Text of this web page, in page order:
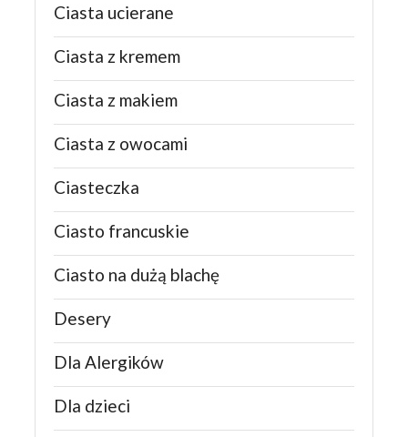
Ciasta ucierane
Ciasta z kremem
Ciasta z makiem
Ciasta z owocami
Ciasteczka
Ciasto francuskie
Ciasto na dużą blachę
Desery
Dla Alergików
Dla dzieci